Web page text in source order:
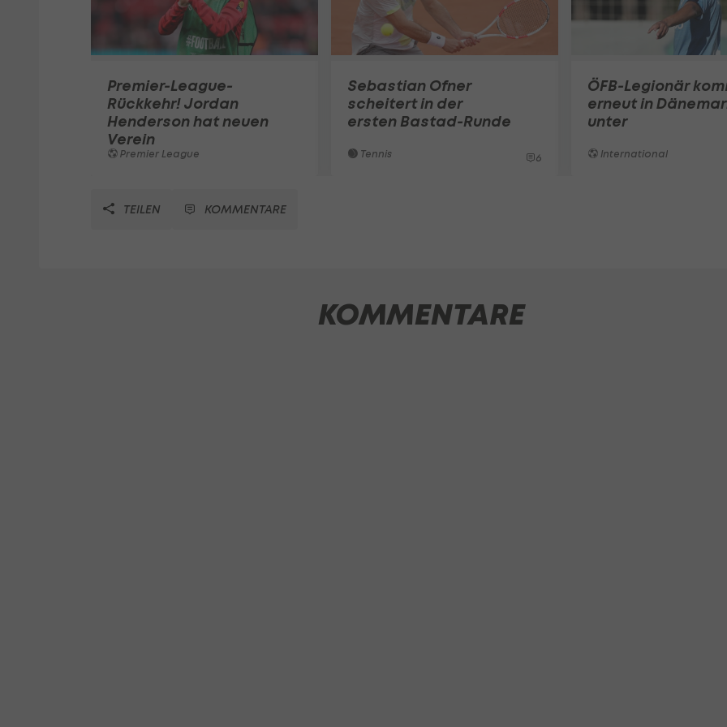
Premier-League-
Rückkehr! Jordan
Henderson hat neuen
Verein
Premier League
Sebastian Ofner
scheitert in der
ersten Bastad-Runde
Tennis 6
ÖFB-Legionär
erneut in
unter
International
TEILEN KOMMENTARE
KOMMENTARE